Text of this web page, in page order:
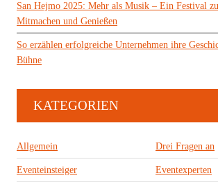
San Hejmo 2025: Mehr als Musik – Ein Festival
Mitmachen und Genießen
So erzählen erfolgreiche Unternehmen ihre
Bühne
KATEGORIEN
Allgemein Drei Fragen an
Eventeinsteiger Eventexperten